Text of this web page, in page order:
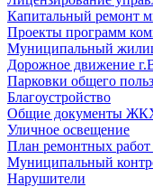
Капитальный ремонт
Проекты программ
Муниципальный
Дорожное движение
Парковки общего
Благоустройство
Общие документы
Уличное освещение
План ремонтных
Муниципальный
Нарушители